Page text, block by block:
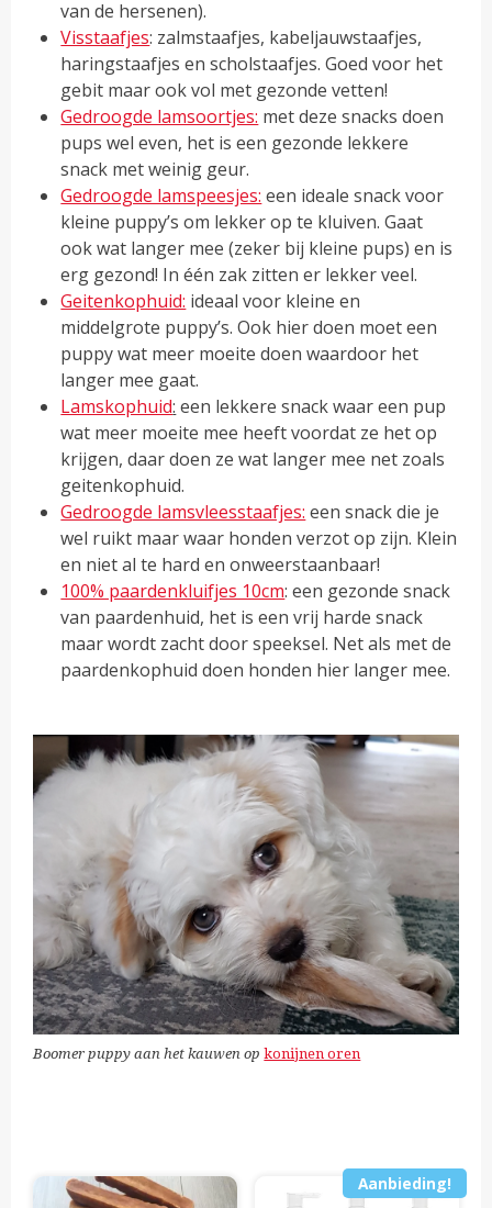
van de hersenen).
Visstaafjes: zalmstaafjes, kabeljauwstaafjes,
haringstaafjes en scholstaafjes. Goed voor het
gebit maar ook vol met gezonde vetten!
Gedroogde lamsoortjes: met deze snacks doen
pups wel even, het is een gezonde lekkere
snack met weinig geur.
Gedroogde lamspeesjes: een ideale snack voor
kleine puppy’s om lekker op te kluiven. Gaat
ook wat langer mee (zeker bij kleine pups) en is
erg gezond! In één zak zitten er lekker veel.
Geitenkophuid: ideaal voor kleine en
middelgrote puppy’s. Ook hier doen moet een
puppy wat meer moeite doen waardoor het
langer mee gaat.
Lamskophuid: een lekkere snack waar een pup
wat meer moeite mee heeft voordat ze het op
krijgen, daar doen ze wat langer mee net zoals
geitenkophuid.
Gedroogde lamsvleesstaafjes: een snack die je
wel ruikt maar waar honden verzot op zijn. Klein
en niet al te hard en onweerstaanbaar!
100% paardenkluifjes 10cm: een gezonde snack
van paardenhuid, het is een vrij harde snack
maar wordt zacht door speeksel. Net als met de
paardenkophuid doen honden hier langer mee.
Boomer puppy aan het kauwen opkonijnen oren
Dit
Aanbieding!
Dit